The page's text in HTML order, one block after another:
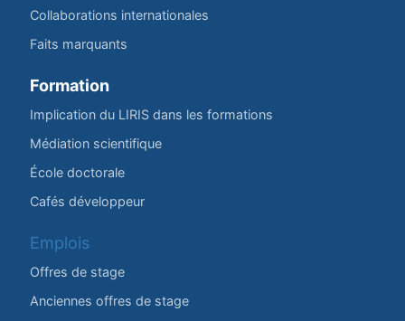
Collaborations internationales
Faits marquants
Formation
Implication du LIRIS dans les formations
Médiation scientifique
École doctorale
Cafés développeur
Emplois
Offres de stage
Anciennes offres de stage